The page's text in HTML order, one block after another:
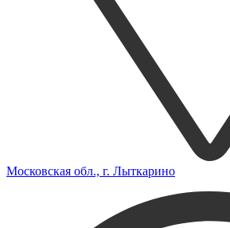
Московская обл., г. Лыткарино